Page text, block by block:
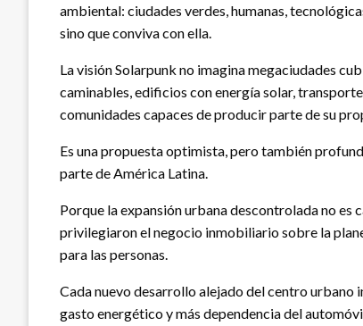
ambiental: ciudades verdes, humanas,
sino que conviva con ella.
La visión Solarpunk no imagina megaciudades
caminables, edificios con energía solar,
comunidades capaces de producir parte de su
Es una propuesta optimista, pero también
parte de América Latina.
Porque la expansión urbana descontrolada no es
privilegiaron el negocio inmobiliario sobre la
para las personas.
Cada nuevo desarrollo alejado del centro urbano
gasto energético y más dependencia del